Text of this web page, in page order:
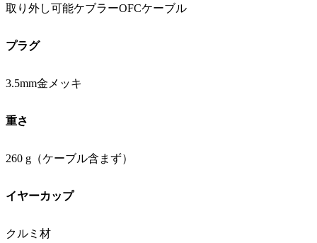
取り外し可能ケブラーOFCケーブル
プラグ
3.5mm金メッキ
重さ
260 g（ケーブル含まず）
イヤーカップ
クルミ材